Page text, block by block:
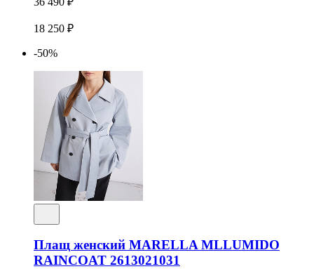
18 250 ₽
-50%
Плащ женский MARELLA MLLUMIDO
RAINCOAT 2613021031